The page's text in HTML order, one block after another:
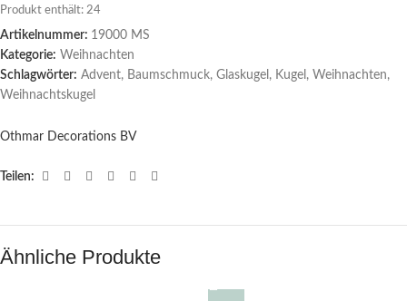
Produkt enthält: 24
Artikelnummer: 19000 MS
Kategorie: Weihnachten
Schlagwörter: Advent, Baumschmuck, Glaskugel , Kugel , Weihnachten,
Weihnachtskugel
Othmar Decorations BV
Teilen:
Ähnliche Produkte